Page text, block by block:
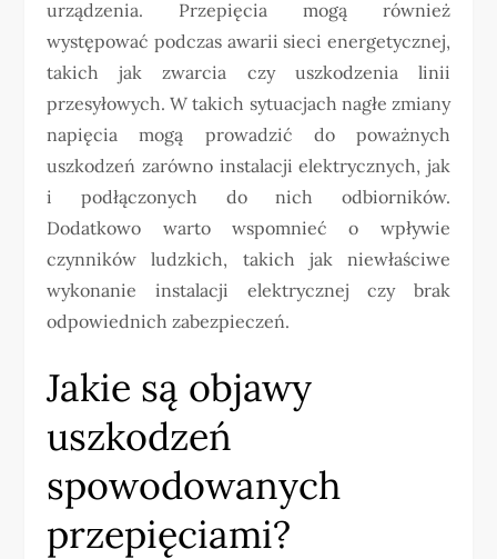
urządzenia. Przepięcia mogą również
występować podczas awarii sieci energetycznej,
takich jak zwarcia czy uszkodzenia linii
przesyłowych. W takich sytuacjach nagłe zmiany
napięcia mogą prowadzić do poważnych
uszkodzeń zarówno instalacji elektrycznych, jak
i podłączonych do nich odbiorników.
Dodatkowo warto wspomnieć o wpływie
czynników ludzkich, takich jak niewłaściwe
wykonanie instalacji elektrycznej czy brak
odpowiednich zabezpieczeń.
Jakie są objawy
uszkodzeń
spowodowanych
przepięciami?